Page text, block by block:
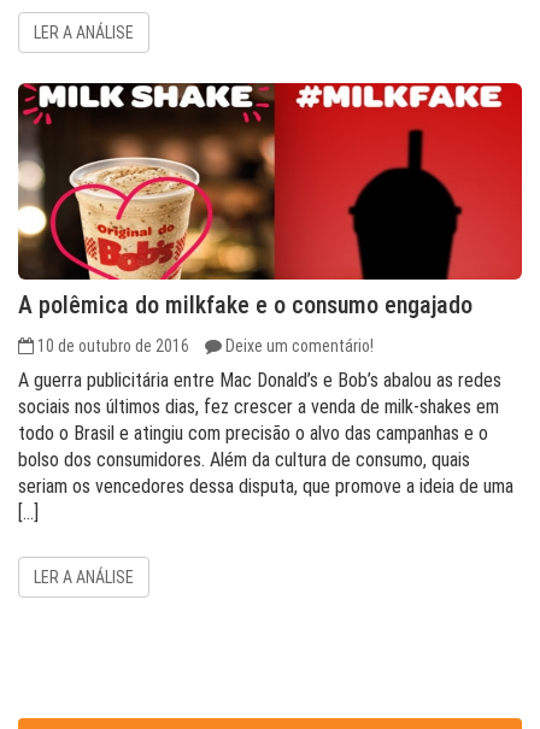
LER A ANÁLISE
A polêmica do milkfake e o consumo engajado
10 de outubro de 2016 Deixe um comentário!
A guerra publicitária entre Mac Donald’s e Bob’s abalou as redes
sociais nos últimos dias, fez crescer a venda de milk-shakes em
todo o Brasil e atingiu com precisão o alvo das campanhas e o
bolso dos consumidores. Além da cultura de consumo, quais
seriam os vencedores dessa disputa, que promove a ideia de uma
[…]
LER A ANÁLISE